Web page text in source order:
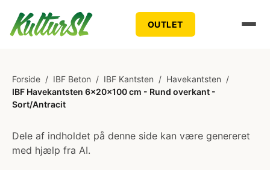
OUTLET
Forside / IBF Beton / IBF Kantsten / Havekantsten /
IBF Havekantsten 6x20x100 cm - Rund overkant -
Sort/Antracit
Dele af indholdet på denne side kan være genereret
med hjælp fra AI.